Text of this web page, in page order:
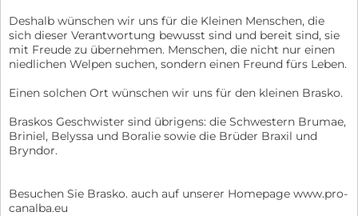
Deshalb wünschen wir uns für die Kleinen Menschen, die
sich dieser Verantwortung bewusst sind und bereit sind, sie
mit Freude zu übernehmen. Menschen, die nicht nur einen
niedlichen Welpen suchen, sondern einen Freund fürs Leben.
Einen solchen Ort wünschen wir uns für den kleinen Brasko.
Braskos Geschwister sind übrigens: die Schwestern Brumae,
Briniel, Belyssa und Boralie sowie die Brüder Braxil und
Bryndor.
Besuchen Sie Brasko. auch auf unserer Homepage www.pro-
canalba.eu